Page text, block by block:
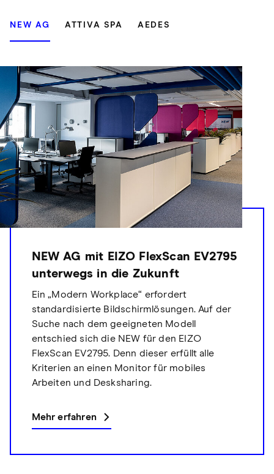
NEW AG ATTIVA SPA AEDES
NEW AG mit EIZO FlexScan EV2795
unterwegs in die Zukunft
Ein „Modern Workplace“ erfordert
standardisierte Bildschirmlösungen. Auf der
Suche nach dem geeigneten Modell
entschied sich die NEW für den EIZO
FlexScan EV2795. Denn dieser erfüllt alle
Kriterien an einen Monitor für mobiles
Arbeiten und Desksharing.
Mehr erfahren